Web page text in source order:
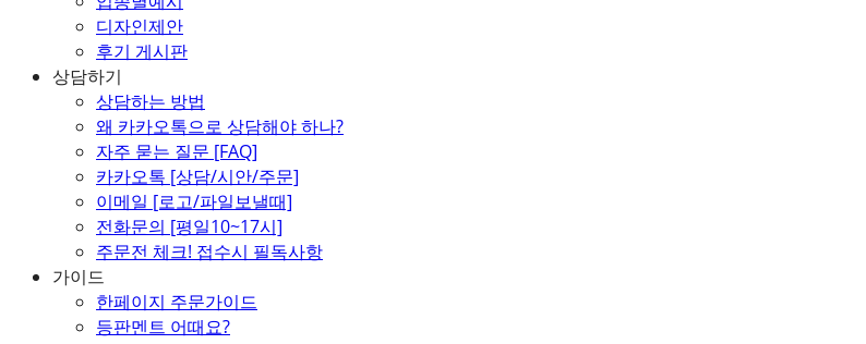
디자인제안
후기 게시판
상담하기
상담하는 방법
왜 카카오톡으로 상담해야 하나?
자주 묻는 질문 [FAQ]
카카오톡 [상담/시안/주문]
이메일 [로고/파일보낼때]
전화문의 [평일10~17시]
주문전 체크! 접수시 필독사항
가이드
한페이지 주문가이드
등판멘트 어때요?